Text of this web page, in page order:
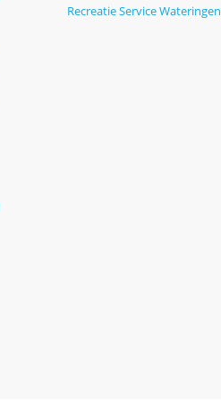
Recreatie Service Wateringen